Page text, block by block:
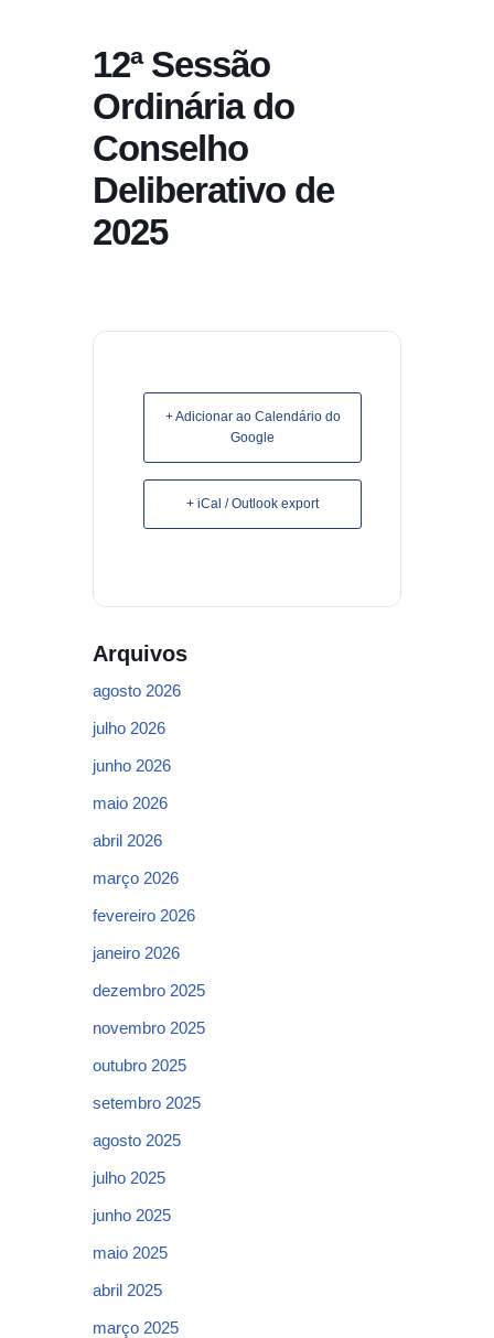
12ª Sessão
Ordinária do
Conselho
Deliberativo de
2025
+ Adicionar ao Calendário do
Google
+ iCal / Outlook export
Arquivos
agosto 2026
julho 2026
junho 2026
maio 2026
abril 2026
março 2026
fevereiro 2026
janeiro 2026
dezembro 2025
novembro 2025
outubro 2025
setembro 2025
agosto 2025
julho 2025
junho 2025
maio 2025
abril 2025
março 2025